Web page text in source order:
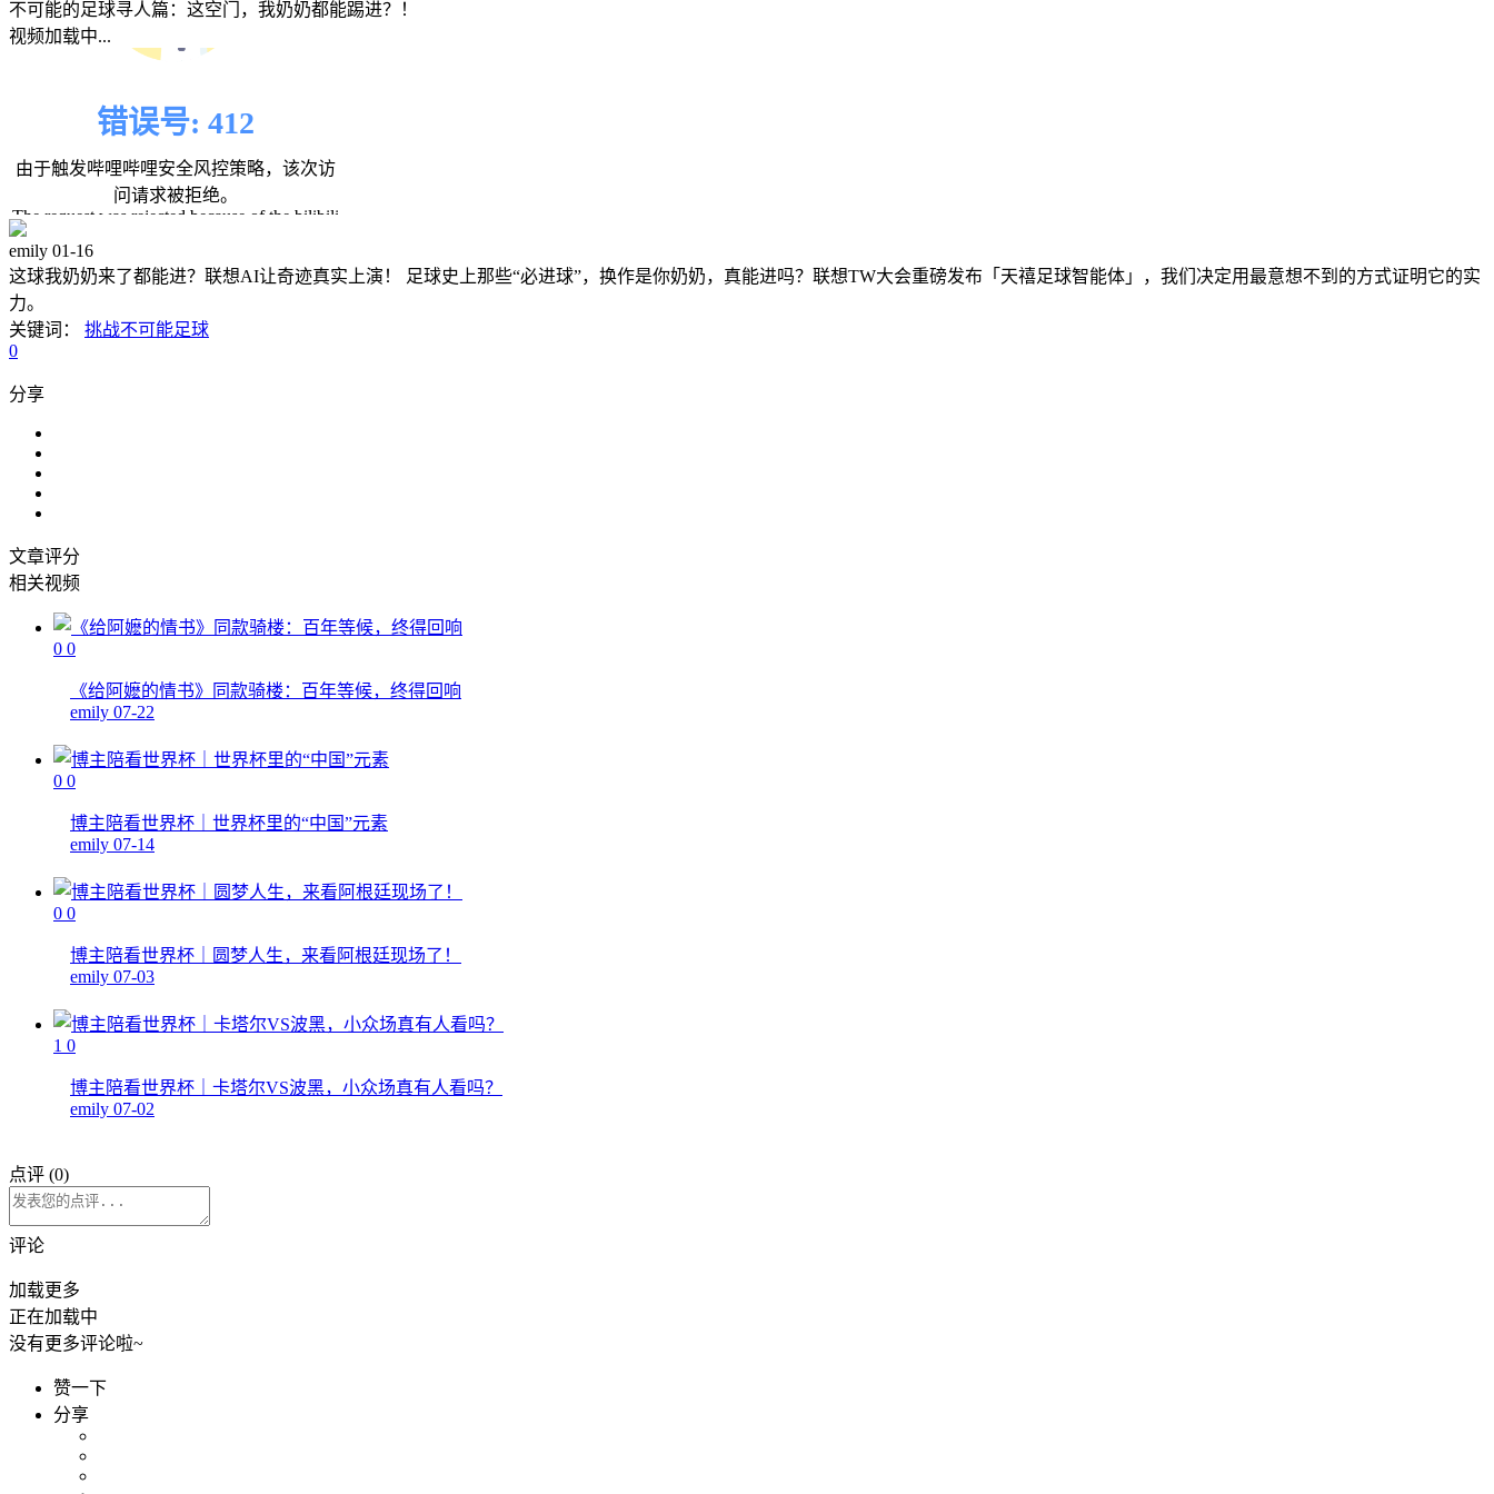
不可能的足球寻人篇：这空门，我奶奶都能踢进？！
视频加载中...
emily 01-16
这球我奶奶来了都能进？联想AI让奇迹真实上演！ 足球史上那些“必进球”，换作是你奶奶，真能进吗？联想TW大会重磅发布「天禧足球智能体」，我们决定用最意想不到的方式证明它的实
力。
关键词：
挑战不可能足球
0
分享
文章评分
相关视频
0 0
《给阿嬷的情书》同款骑楼：百年等候，终得回响
emily 07-22
0 0
博主陪看世界杯｜世界杯里的“中国”元素
emily 07-14
0 0
博主陪看世界杯｜圆梦人生，来看阿根廷现场了！
emily 07-03
1 0
博主陪看世界杯｜卡塔尔VS波黑，小众场真有人看吗？
emily 07-02
点评 (0)
评论
加载更多
正在加载中
没有更多评论啦~
赞一下
分享